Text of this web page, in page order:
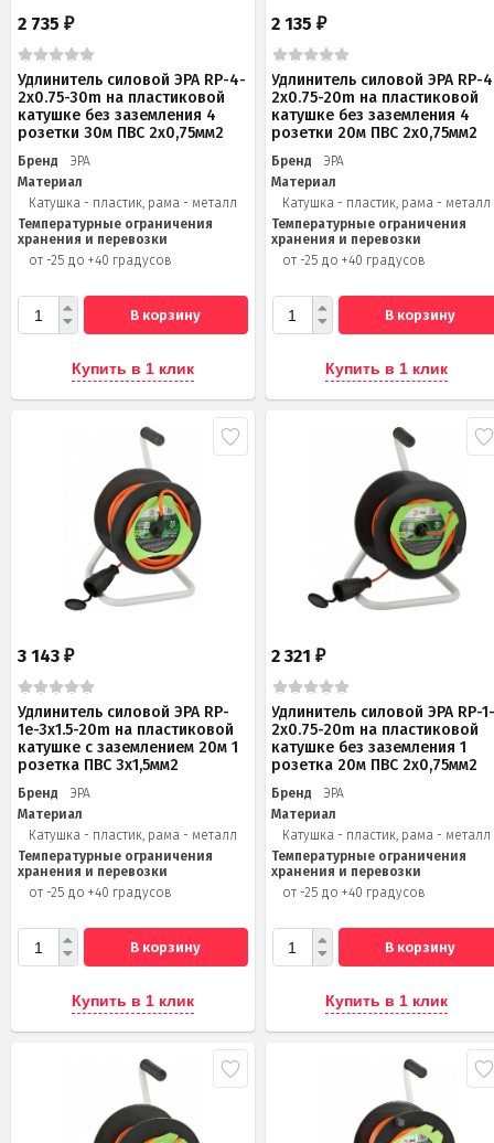
2 735 ₽
Удлинитель силовой ЭРА RP-4-
2x0.75-30m на пластиковой
катушке без заземления 4
розетки 30м ПВС 2х0,75мм2
Бренд
ЭРА
Материал
Катушка - пластик, рама - металл
Температурные ограничения
хранения и перевозки
от -25 до +40 градусов
В корзину
Купить в 1 клик
2 135₽
Удлинитель силовой ЭРА RP-
2x0.75-20m на пластиковой
катушке без заземления 4
розетки 20м ПВС 2х0,75мм2
Бренд
ЭРА
Материал
Катушка - пластик, рама - металл
Температурные ограничения
хранения и перевозки
от -25 до +40 градусов
В корзину
Купить в 1 клик
3 143 ₽
Удлинитель силовой ЭРА RP-
1e-3x1.5-20m на пластиковой
катушке c заземлением 20м 1
розетка ПВС 3х1,5мм2
Бренд
ЭРА
Материал
Катушка - пластик, рама - металл
Температурные ограничения
хранения и перевозки
от -25 до +40 градусов
В корзину
Купить в 1 клик
2 321₽
Удлинитель силовой ЭРА RP-
2x0.75-20m на пластиковой
катушке без заземления 1
розетка 20м ПВС 2х0,75мм2
Бренд
ЭРА
Материал
Катушка - пластик, рама - металл
Температурные ограничения
хранения и перевозки
от -25 до +40 градусов
В корзину
Купить в 1 клик